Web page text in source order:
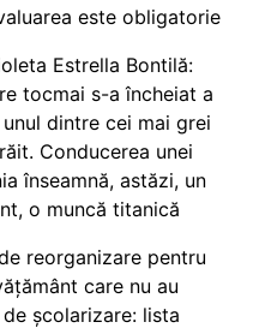
este obligatorie
Estrella Bontilă:
tocmai s-a încheiat a
dintre cei mai grei
Conducerea unei
înseamnă, astăzi, un
o muncă titanică
reorganizare pentru
care nu au
școlarizare: lista